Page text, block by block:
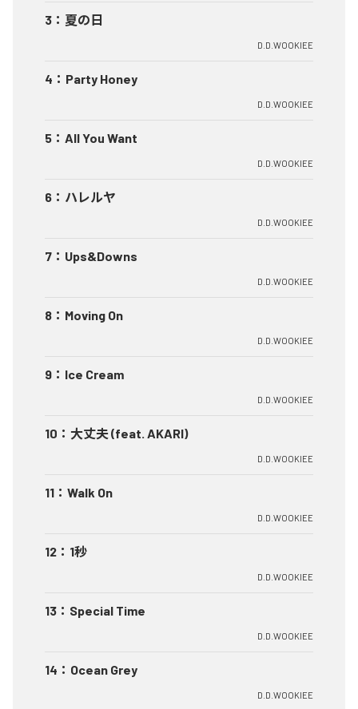
3 ： 夏の日
D.D.WOOKIEE
4 ： Party Honey
D.D.WOOKIEE
5 ： All You Want
D.D.WOOKIEE
6 ： ハレルヤ
D.D.WOOKIEE
7 ： Ups&Downs
D.D.WOOKIEE
8 ： Moving On
D.D.WOOKIEE
9 ： Ice Cream
D.D.WOOKIEE
10 ： 大丈夫 (feat. AKARI)
D.D.WOOKIEE
11 ： Walk On
D.D.WOOKIEE
12 ： 1秒
D.D.WOOKIEE
13 ： Special Time
D.D.WOOKIEE
14 ： Ocean Grey
D.D.WOOKIEE